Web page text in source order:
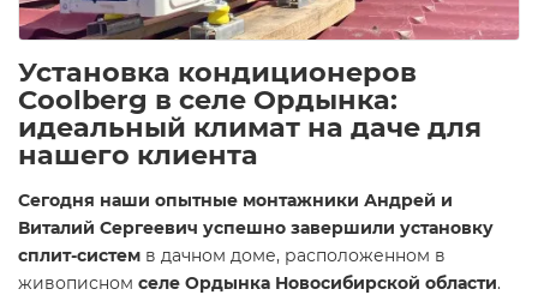
Установка кондиционеров
Coolberg в селе Ордынка:
идеальный климат на даче для
нашего клиента
Сегодня наши опытные монтажники Андрей и
Виталий Сергеевич успешно завершили установку
сплит-систем в дачном доме, расположенном в
живописном селе Ордынка Новосибирской области.